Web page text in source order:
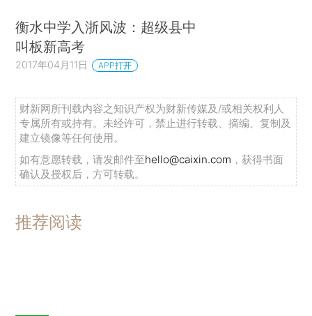
衡水中学入浙风波：超级县中
叫板新高考
2017年04月11日 APP打开
财新网所刊载内容之知识产权为财新传媒及/或相关权利人
专属所有或持有。未经许可，禁止进行转载、摘编、复制及
建立镜像等任何使用。
如有意愿转载，请发邮件至hello@caixin.com ，获得书面
确认及授权后，方可转载。
推荐阅读